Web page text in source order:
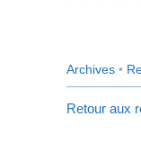
Archives •
Retour aux